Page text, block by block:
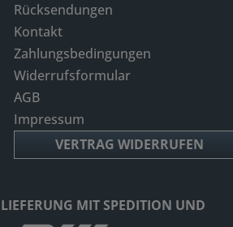
Rücksendungen
Kontakt
Zahlungsbedingungen
Widerrufsformular
AGB
Impressum
VERTRAG WIDERRUFEN
LIEFERUNG MIT SPEDITION UND